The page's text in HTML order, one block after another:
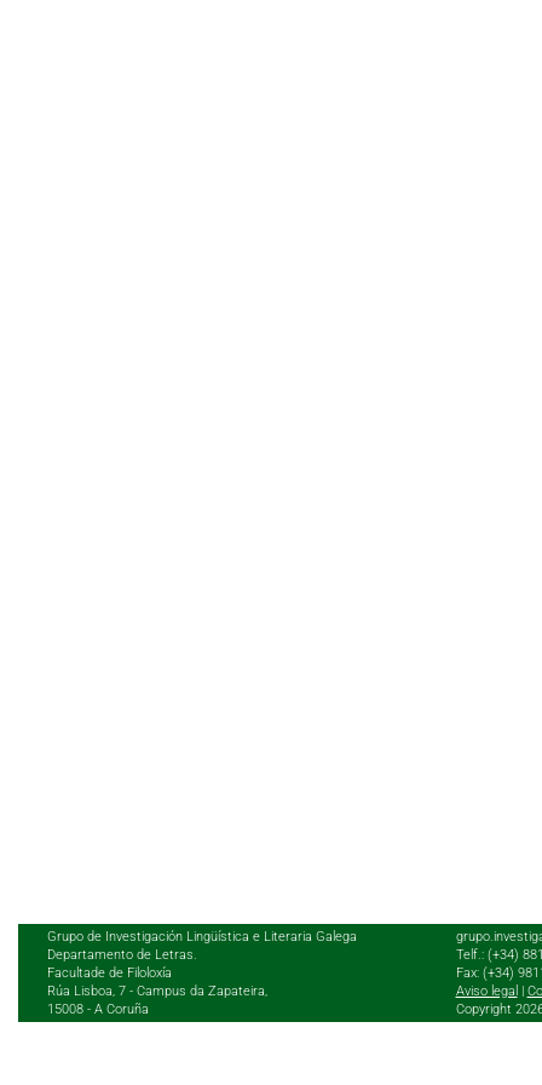
Grupo de Investigación Lingüística e Literaria Galega
Departamento de Letras.
Facultade de Filoloxía
Rúa Lisboa, 7 - Campus da Zapateira,
15008 - A Coruña
Telf.: (+34)
Fax: (+34)
Aviso legal
Copyright